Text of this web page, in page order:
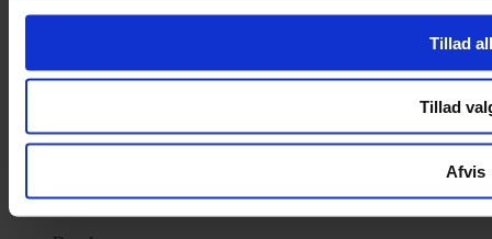
Tillad
Tillad
Afvis
Mandag – Fredag 10:00 – 17:30
Copyright © 2022.Design & hosting by Webhuset Ballum ApS